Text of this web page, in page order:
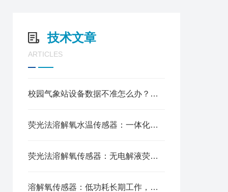
技术文章
ARTICLES
校园气象站设备数据不准怎么办？传感器校准与常见故障排查技巧总结
荧光法溶解氧水温传感器：一体化集成传感组件，数据实时远程推送
荧光法溶解氧传感器：无电解液荧光检测，少维护降低成本
溶解氧传感器：低功耗长期工作，城市黑臭水体治理监测